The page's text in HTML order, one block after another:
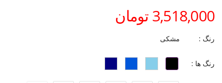
3,518,000 تومان
رنگ : مشکی
رنگ ها :